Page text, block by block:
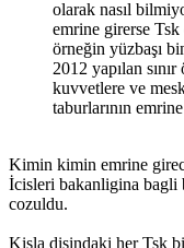
olarak nasıl
emrine girerse
örneğin yüzbaşı
2012 yapılan
kuvvetlere ve
taburlarının
Kimin kimin emrine
İcisleri bakanligina
cozuldu.
Kisla disindaki her Tsk